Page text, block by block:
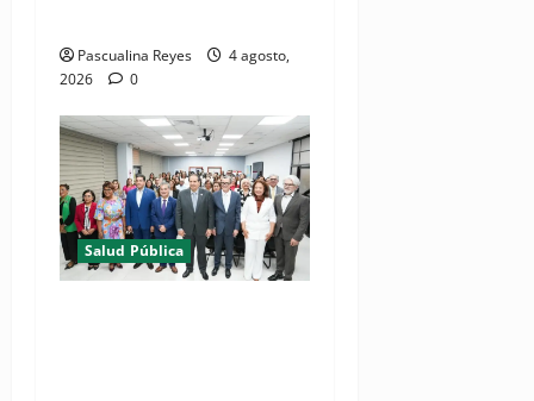
Pascualina Reyes
4 agosto,
2026
0
Salud Pública